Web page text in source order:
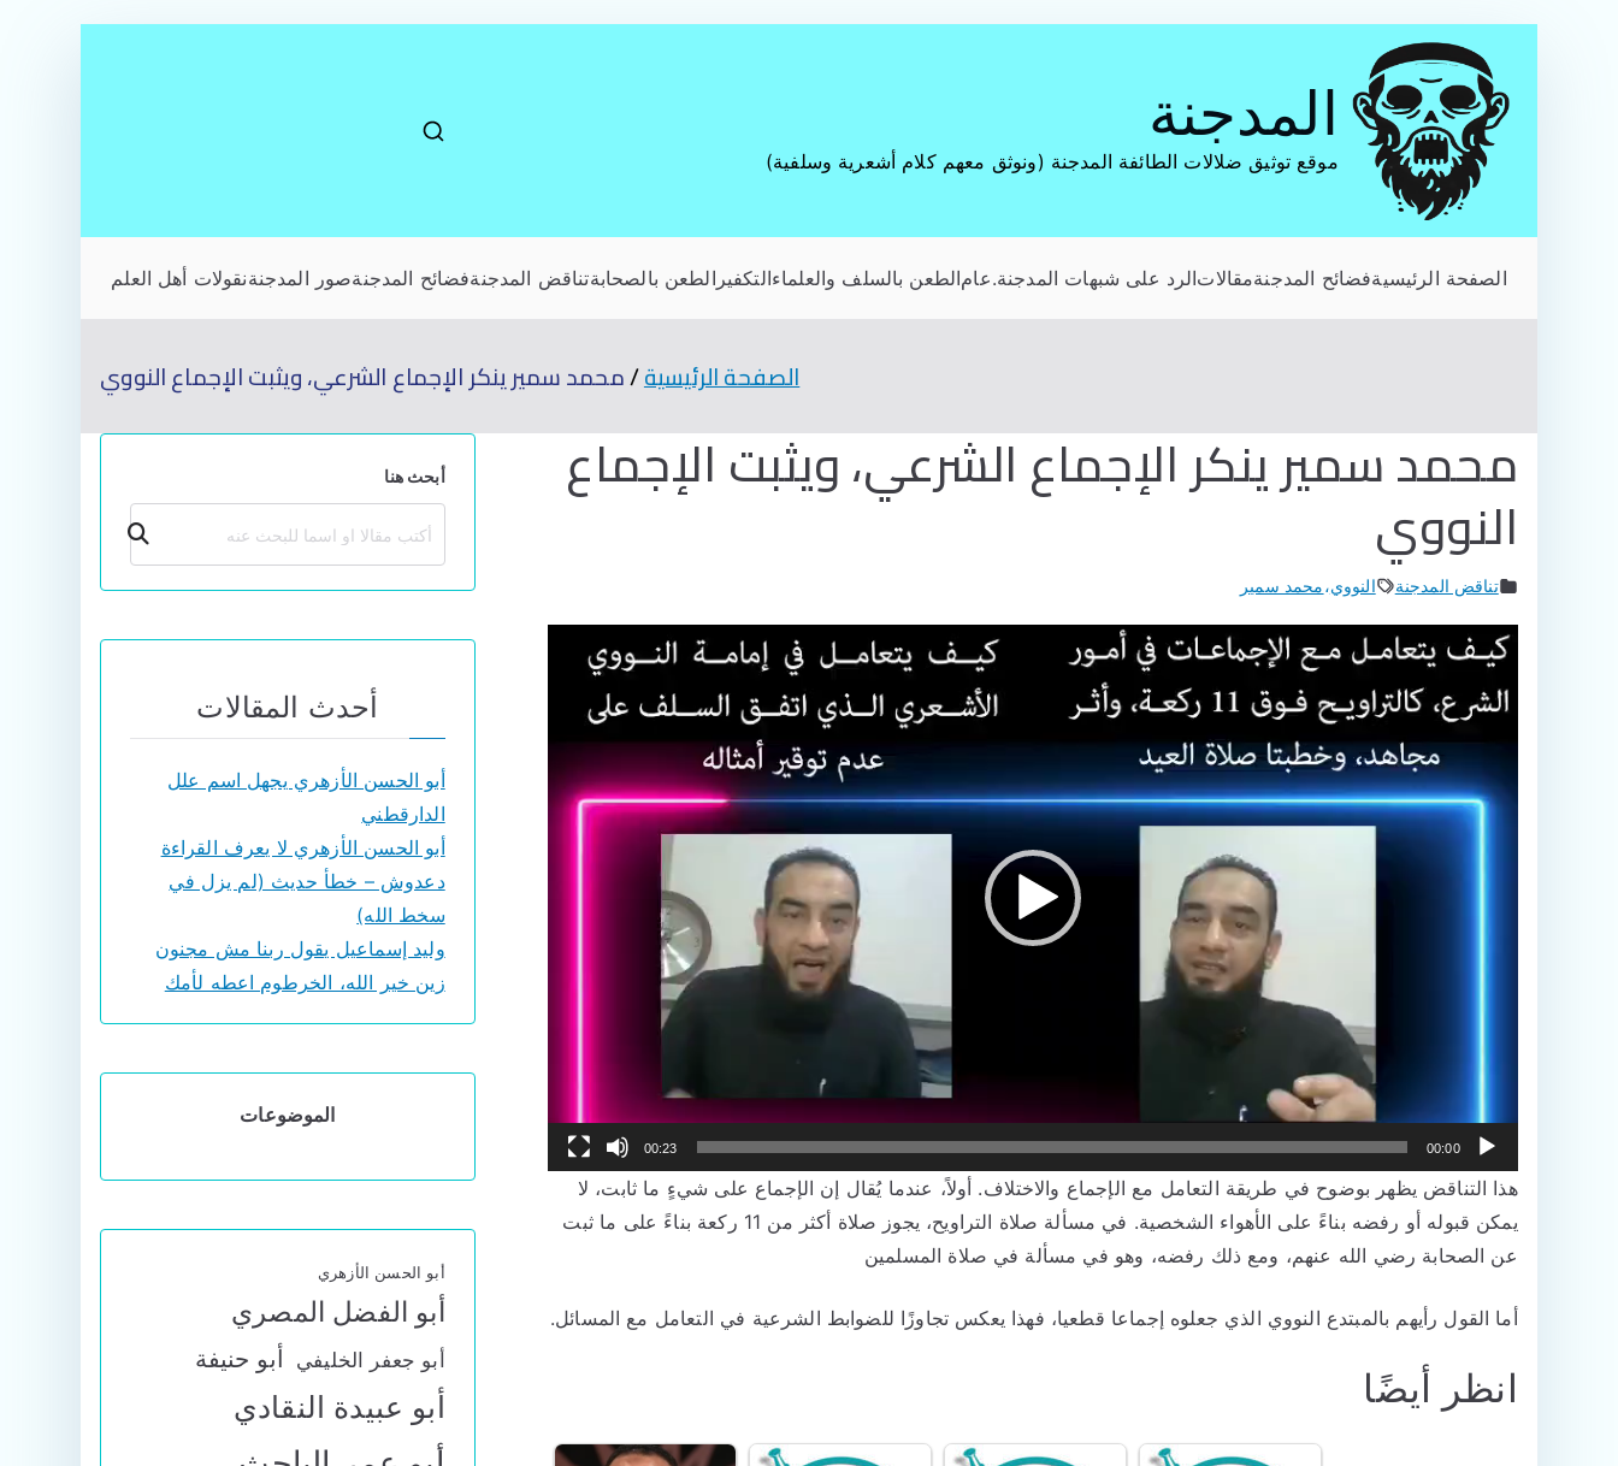
المحتوى
المدجنة
موقع توثيق ضلالات الطائفة المدجنة (ونوثق معهم كلام أشعرية وسلفية)
الصفحة الرئيسيةفضائح المدجنةمقالاتالرد على شبهات المدجنة.عامالطعن بالسلف والعلماءالتكفير الطعن بالصحابةتناقض المدجنةفضائح المدجنةصور المدجنةنقولات أهل العلم
الصفحة الرئيسية محمد سمير ينكر الإجماع الشرعي، ويثبت الإجماع النووي
محمد سمير ينكر الإجماع الشرعي، ويثبت الإجماع
النووي
تناقض المدجنة النووي،محمد سمير
مشغل
الفيديو
00:00
00:23
هذا التناقض يظهر بوضوح في طريقة التعامل مع الإجماع والاختلاف. أولاً، عندما يُقال إن الإجماع على شيءٍ ما ثابت، لا
يمكن قبوله أو رفضه بناءً على الأهواء الشخصية. في مسألة صلاة التراويح، يجوز صلاة أكثر من 11 ركعة بناءً على ما ثبت
عن الصحابة رضي الله عنهم، ومع ذلك رفضه، وهو في مسألة في صلاة المسلمين
أما القول رأيهم بالمبتدع النووي الذي جعلوه إجماعا قطعيا، فهذا يعكس تجاوزًا للضوابط الشرعية في التعامل مع المسائل.
انظر أيضًا
أبحث هنا
بحث
أحدث المقالات
أبو الحسن الأزهري يجهل اسم علل
الدارقطني
أبو الحسن الأزهري لا يعرف القراءة
دعدوش – خطأ حديث (لم يزل في
سخط الله)
وليد إسماعيل يقول ربنا مش مجنون
زين خير الله، الخرطوم اعطه لأمك
الموضوعات
أبو الحسن الأزهري
أبو الفضل المصري
أبو جعفر الخليفي أبو حنيفة
أبو عبيدة النقادي